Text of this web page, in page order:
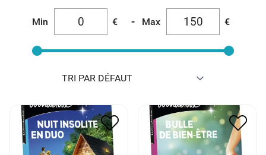
Min € - Max €
NUIT INSOLITE EN DUO *
70.00 35.00€
BULLE DE BIEN ETRE *
40.00€ 20.00€